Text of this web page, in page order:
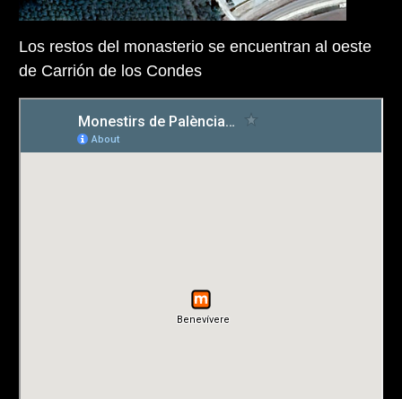
Los restos del monasterio se encuentran al oeste
de Carrión de los Condes